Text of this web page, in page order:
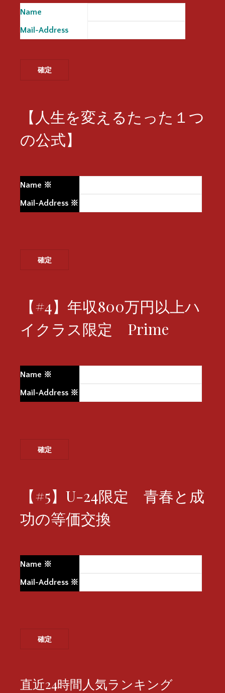
Name
Mail-Address
【人生を変えるたった１つ
の公式】
Name ※
Mail-Address ※
【#4】年収800万円以上ハ
イクラス限定 Prime
Name ※
Mail-Address ※
【#5】U-24限定 青春と成
功の等価交換
Name ※
Mail-Address ※
直近24時間人気ランキング